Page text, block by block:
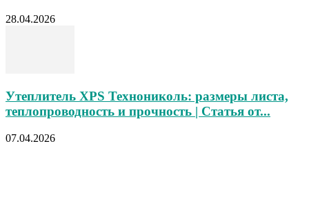
28.04.2026
Утеплитель XPS Технониколь: размеры листа,
теплопроводность и прочность | Статья от...
07.04.2026